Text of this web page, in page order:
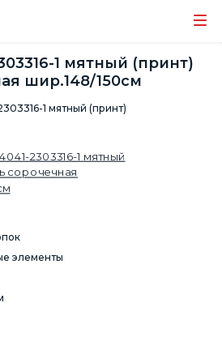
1 мятный (принт)
шир.148/150см
1 мятный (принт)
элементы